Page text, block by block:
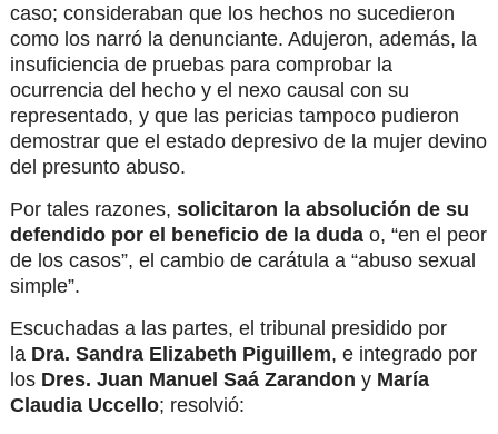
caso; consideraban que los hechos no sucedieron
como los narró la denunciante. Adujeron, además, la
insuficiencia de pruebas para comprobar la
ocurrencia del hecho y el nexo causal con su
representado, y que las pericias tampoco pudieron
demostrar que el estado depresivo de la mujer devino
del presunto abuso.
Por tales razones, solicitaron la absolución de su
defendido por el beneficio de la duda o, “en el peor
de los casos”, el cambio de carátula a “abuso sexual
simple”.
Escuchadas a las partes, el tribunal presidido por
la Dra. Sandra Elizabeth Piguillem, e integrado por
los Dres. Juan Manuel Saá Zarandon y María
Claudia Uccello; resolvió: